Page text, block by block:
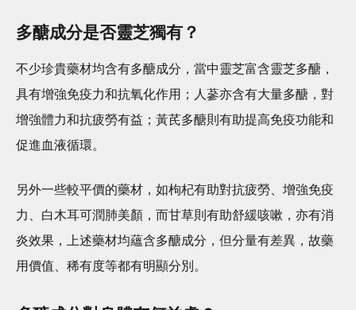
多醣成分是否靈芝獨有？
不少珍貴藥材均含有多醣成分，當中靈芝富含靈芝多醣，
具有增強免疫力和抗氧化作用；人蔘亦含有大量多醣，對
增強體力和抗疲勞有益；黃芪多醣則有助提高免疫功能和
促進血液循環。
另外一些較平價的藥材，如枸杞有助對抗疲勞、增強免疫
力、白木耳可潤肺美顏，而甘草則有助舒緩咳嗽，亦有消
炎效果，上述藥材均蘊含多醣成分，但分量有差異，故藥
用價值、稀有度等都有明顯分別。